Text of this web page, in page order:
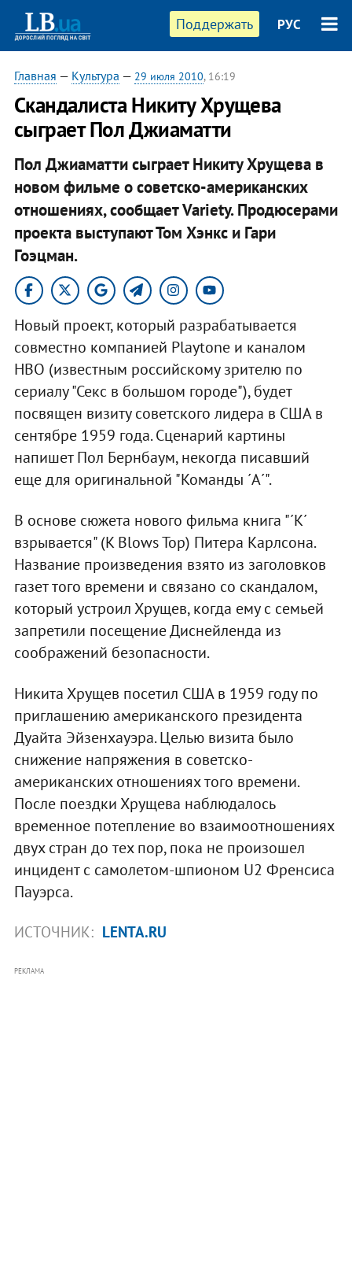
Поддержать РУС
Главная — Культура — 29 июля 2010, 16:19
Скандалиста Никиту Хрущева
сыграет Пол Джиаматти
Пол Джиаматти сыграет Никиту Хрущева в
новом фильме о советско-американских
отношениях, сообщает Variety. Продюсерами
проекта выступают Том Хэнкс и Гари
Гоэцман.
Новый проект, который разрабатывается
совместно компанией Playtone и каналом
HBO (известным российскому зрителю по
сериалу "Секс в большом городе"), будет
посвящен визиту советского лидера в США в
сентябре 1959 года. Сценарий картины
напишет Пол Бернбаум, некогда писавший
еще для оригинальной "Команды ´А´".
В основе сюжета нового фильма книга "´К´
взрывается" (K Blows Top) Питера Карлсона.
Название произведения взято из заголовков
газет того времени и связано со скандалом,
который устроил Хрущев, когда ему с семьей
запретили посещение Диснейленда из
соображений безопасности.
Никита Хрущев посетил США в 1959 году по
приглашению американского президента
Дуайта Эйзенхауэра. Целью визита было
снижение напряжения в советско-
американских отношениях того времени.
После поездки Хрущева наблюдалось
временное потепление во взаимоотношениях
двух стран до тех пор, пока не произошел
инцидент с самолетом-шпионом U2 Френсиса
Пауэрса.
ИСТОЧНИК: LENTA.RU
РЕКЛАМА